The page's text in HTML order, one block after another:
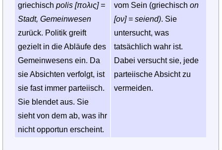
griechisch polis [πολις] =
Stadt, Gemeinwesen
zurück. Politik greift
gezielt in die Abläufe des
Gemeinwesens ein. Da
sie Absichten verfolgt, ist
sie fast immer parteiisch.
Sie blendet aus. Sie
sieht von dem ab, was ihr
nicht opportun erscheint.
vom Sein (griechisch on
[ον] = seiend). Sie
untersucht, was
tatsächlich wahr ist.
Dabei versucht sie, jede
parteiische Absicht zu
vermeiden.